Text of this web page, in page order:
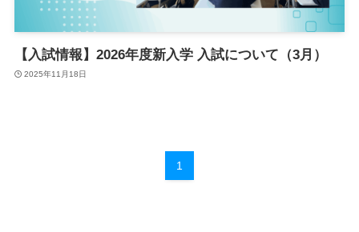
【入試情報】2026年度新入学 入試について（3月）
2025年11月18日
1